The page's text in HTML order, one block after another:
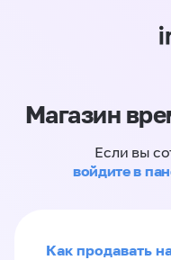
Магазин
Если вы
войдите в
Как продавать